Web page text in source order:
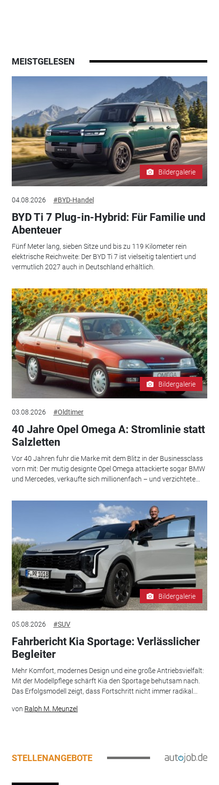
MEISTGELESEN
Bildergalerie
04.08.2026 #BYD-Handel
BYD Ti 7 Plug-in-Hybrid: Für Familie und
Abenteuer
Fünf Meter lang, sieben Sitze und bis zu 119 Kilometer rein
elektrische Reichweite: Der BYD Ti 7 ist vielseitig talentiert und
vermutlich 2027 auch in Deutschland erhältlich.
Bildergalerie
03.08.2026 #Oldtimer
40 Jahre Opel Omega A: Stromlinie statt
Salzletten
Vor 40 Jahren fuhr die Marke mit dem Blitz in der Businessclass
vorn mit: Der mutig designte Opel Omega attackierte sogar BMW
und Mercedes, verkaufte sich millionenfach – und verzichtete...
Bildergalerie
05.08.2026 #SUV
Fahrbericht Kia Sportage: Verlässlicher
Begleiter
Mehr Komfort, modernes Design und eine große Antriebsvielfalt:
Mit der Modellpflege schärft Kia den Sportage behutsam nach.
Das Erfolgsmodell zeigt, dass Fortschritt nicht immer radikal...
von Ralph M. Meunzel
STELLENANGEBOTE